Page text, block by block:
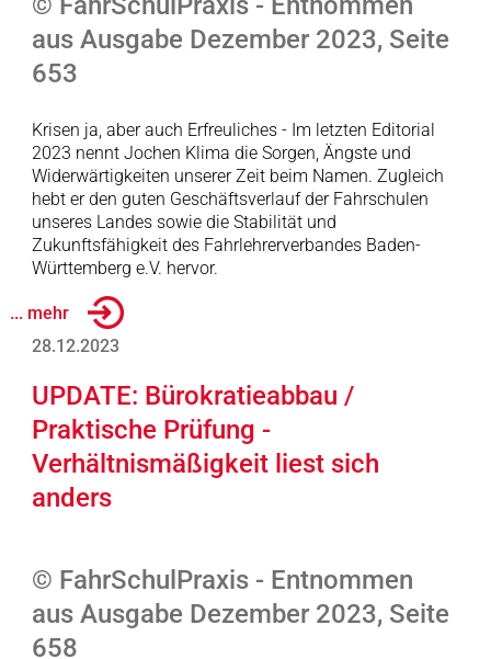
aus Ausgabe Dezember 2023, Seite
653
Krisen ja, aber auch Erfreuliches - Im letzten Editorial
2023 nennt Jochen Klima die Sorgen, Ängste und
Widerwärtigkeiten unserer Zeit beim Namen. Zugleich
hebt er den guten Geschäftsverlauf der Fahrschulen
unseres Landes sowie die Stabilität und
Zukunftsfähigkeit des Fahrlehrerverbandes Baden-
Württemberg e.V. hervor.
... mehr
28.12.2023
UPDATE: Bürokratieabbau /
Praktische Prüfung -
Verhältnismäßigkeit liest sich
anders
© FahrSchulPraxis - Entnommen
aus Ausgabe Dezember 2023, Seite
658